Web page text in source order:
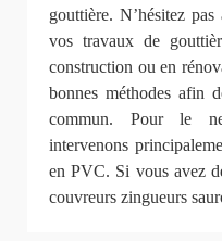
gouttière. N’hésitez
vos travaux de
construction ou en
bonnes méthodes afin
commun. Pour le
intervenons
en PVC. Si vous avez
couvreurs zingueurs